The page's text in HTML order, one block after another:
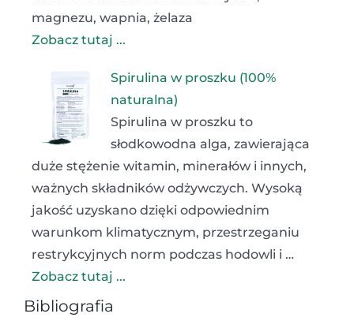
magnezu, wapnia, żelaza
Zobacz tutaj ...
Spirulina w proszku (100%
naturalna)
Spirulina w proszku to
słodkowodna alga, zawierająca
duże stężenie witamin, minerałów i innych,
ważnych składników odżywczych. Wysoką
jakość uzyskano dzięki odpowiednim
warunkom klimatycznym, przestrzeganiu
restrykcyjnych norm podczas hodowli i …
Zobacz tutaj ...
Bibliografia